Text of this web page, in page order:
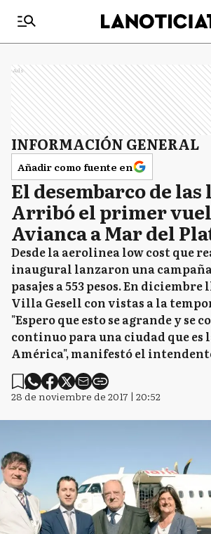
Ads
INFORMACIÓN GENERAL
Añadir como fuente en
El desembarco de las
Arribó el primer
Avianca a Mar del
Desde la aerolinea low cost que
inaugural lanzaron una
pasajes a 553 pesos. En
Villa Gesell con vistas a la
"Espero que esto se agrande y se
continuo para una ciudad que es
América", manifestó el
28 de noviembre de 2017 | 20:52